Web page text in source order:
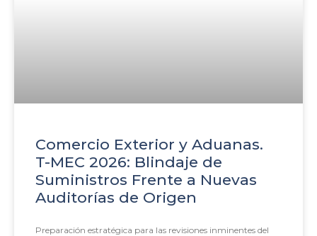
Comercio Exterior y Aduanas.
T-MEC 2026: Blindaje de
Suministros Frente a Nuevas
Auditorías de Origen
Preparación estratégica para las revisiones inminentes del